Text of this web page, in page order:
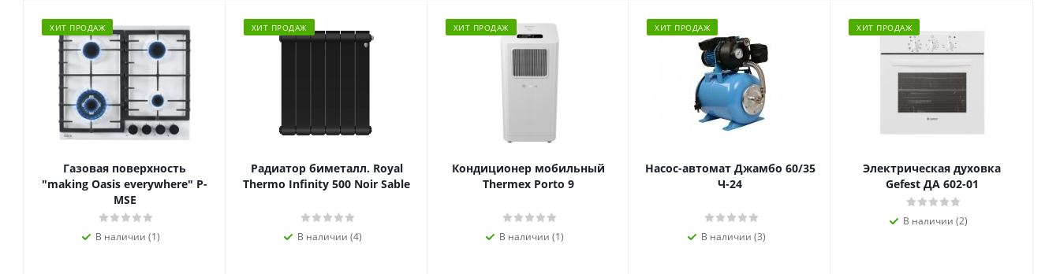
ХИТ ПРОДАЖ
Газовая поверхность
"making Oasis everywhere" P-
MSE
В наличии (1)
ХИТ ПРОДАЖ
Радиатор биметалл. Royal
Thermo Infinity 500 Noir Sable
В наличии (4)
ХИТ ПРОДАЖ
Кондиционер мобильный
Thermex Porto 9
В наличии (1)
ХИТ ПРОДАЖ
Насос-автомат Джамбо 60/35
Ч-24
В наличии (3)
ХИТ ПРОДАЖ
Электрическая духовка
Gefest ДА 602-01
В наличии (2)